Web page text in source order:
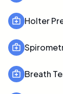
Holter
Breath